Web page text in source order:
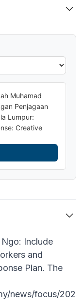
Muhamad
Penjagaan
Lumpur:
Creative
Include
and
Plan. The
news/focus/202